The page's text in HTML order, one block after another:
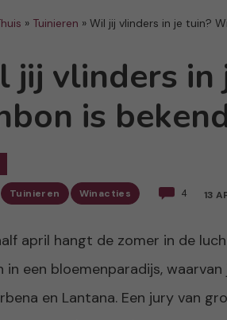
» Tuinieren » Wil jij vlinders in je tuin?
jij vlinders in
is
Tuinieren Winacties 4 13
april hangt de zomer in de
in een bloemenparadijs,
en Lantana. Een jury van